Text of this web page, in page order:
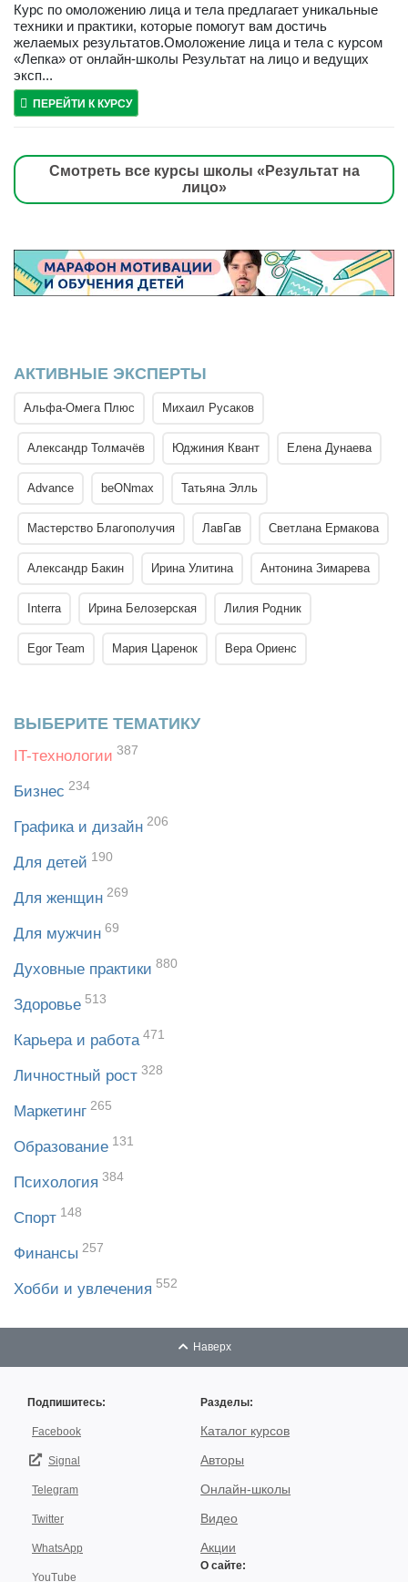
Курс по омоложению лица и тела предлагает уникальные
техники и практики, которые помогут вам достичь
желаемых результатов.Омоложение лица и тела с курсом
«Лепка» от онлайн-школы Результат на лицо и ведущих
эксп...
ПЕРЕЙТИ К КУРСУ
Смотреть все курсы школы «Результат на
лицо»
АКТИВНЫЕ ЭКСПЕРТЫ
Альфа-Омега Плюс Михаил Русаков
Александр Толмачёв Юджиния Квант Елена Дунаева
Advance beONmax Татьяна Элль
Мастерство Благополучия ЛавГав Светлана Ермакова
Александр Бакин Ирина Улитина Антонина Зимарева
Interra Ирина Белозерская Лилия Родник
Egor Team Мария Царенок Вера Ориенс
ВЫБЕРИТЕ ТЕМАТИКУ
IT-технологии 387
Бизнес 234
Графика и дизайн 206
Для детей 190
Для женщин 269
Для мужчин 69
Духовные практики 880
Здоровье 513
Карьера и работа 471
Личностный рост 328
Маркетинг 265
Образование 131
Психология 384
Спорт 148
Финансы 257
Хобби и увлечения 552
Наверх
Подпишитесь:
Facebook
Signal
Telegram
Twitter
WhatsApp
YouTube
Разделы:
Каталог курсов
Авторы
Онлайн-школы
Видео
Акции
О сайте: